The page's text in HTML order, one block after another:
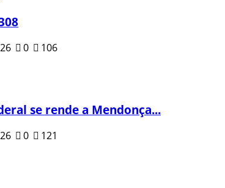
0
106
se rende a Mendonça...
0 121